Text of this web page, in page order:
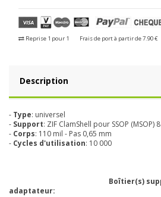
Reprise 1 pour 1 Frais de port à partir de 7.90 €
Description
- Type: universel
- Support: ZIF ClamShell pour SSOP (MSOP)
- Corps: 110 mil - Pas 0,65 mm
- Cycles d'utilisation: 10 000
Boîtier(s)
adaptateur: